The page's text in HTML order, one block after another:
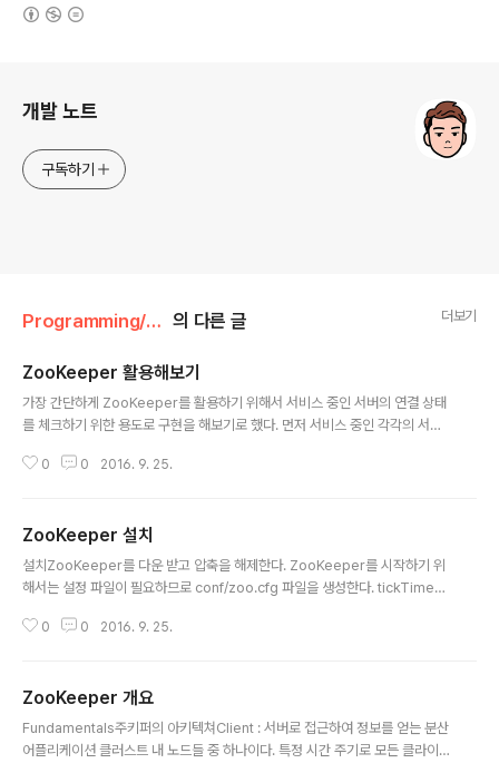
개발 노트
구독하기
Programming/Zookeeper 의 다른 글 더보기
ZooKeeper 활용해보기
가장 간단하게 ZooKeeper를 활용하기 위해서 서비스 중인 서버의 연결 상태
를 체크하기 위한 용도로 구현을 해보기로 했다. 먼저 서비스 중인 각각의 서버
Znode 구성Worker는 서버 구동 시 ZooKeeper의 /workers 노드의 하위
과적으로 아래 그림과 같은 형태가 되고 Worker1,2가 추가되거나 제거되는 경
우 이벤트가 발생하여 Monitor가 인지하게 된다. 이를 통해 굉장히 쉽게 서버
상태를 모니터링할 수 있는 기능을 운영툴에 추가 했다..
0 0 2016. 9. 25.
ZooKeeper 설치
설치ZooKeeper를 다운 받고 압축을 해제한다. ZooKeeper를 시작하기 위
해서는 설정 파일이 필요하므로 conf/zoo.cfg 파일을 생성한다. tickTime=
econds 단위의 heartbeat 시간을 의미한다.dataDir : in-memory 데이터
하는 port.이제 ZooKeeper를 실행할 수 있다. bin/zkServer.sh startZo
oKeeper의 로그 메세지는 log4j를 사용한다.여기서는 ZooKe..
0 0 2016. 9. 25.
ZooKeeper 개요
Fundamentals주키퍼의 아키텍쳐Client : 서버로 접근하여 정보를 얻는 분산
어플리케이션 클러스트 내 노드들 중 하나이다. 특정 시간 주기로 모든 클라이